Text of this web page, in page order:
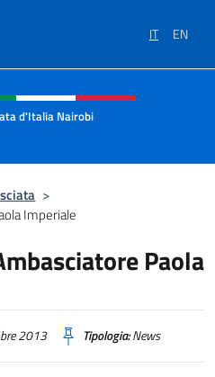
IT EN
social e menù
d'Italia Nairobi
>
Imperiale
Paola
2013 Tipologia:News